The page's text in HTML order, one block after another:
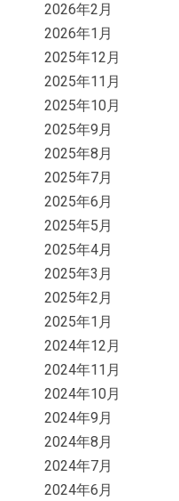
2026年2月
2026年1月
2025年12月
2025年11月
2025年10月
2025年9月
2025年8月
2025年7月
2025年6月
2025年5月
2025年4月
2025年3月
2025年2月
2025年1月
2024年12月
2024年11月
2024年10月
2024年9月
2024年8月
2024年7月
2024年6月